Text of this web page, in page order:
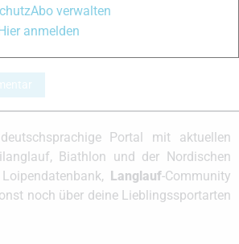
Hyrox-WM
Portal mit aktuellen
Biathlon und der Nordischen
Langlauf-Community
noch über deine Lieblingssportarten
Abo verwalten
anmelden